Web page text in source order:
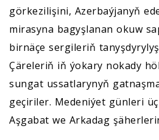
görkezilişini, Azerbaýjanyň
mirasyna bagyşlanan okuw
birnäçe sergileriň
Çäreleriň iň ýokary nokady
sungat ussatlarynyň
geçiriler. Medeniýet günleri
Aşgabat we Arkadag